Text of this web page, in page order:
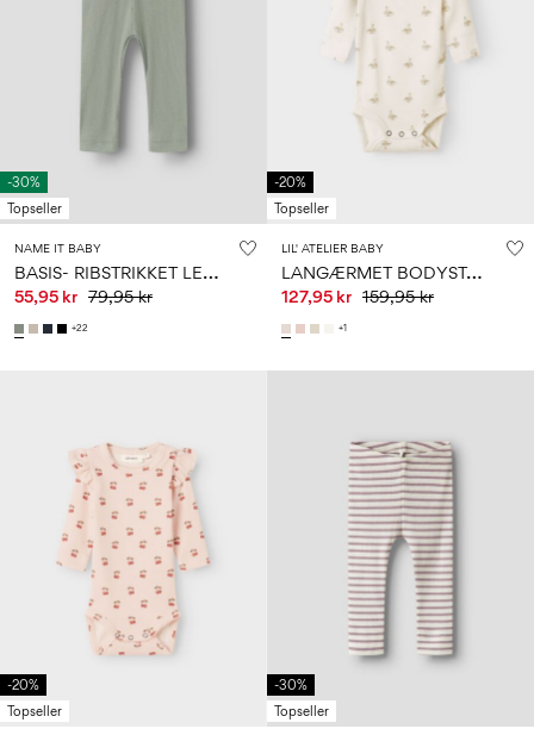
-30%
Topseller
NAME IT BABY
B
ASIS- RIBSTRIKKET LEGGINGS
55,95 kr 79,95 kr
+22
-20%
Topseller
LIL' ATELIER BABY
L
ANGÆRMET BODYSTOCKING
127,95 kr 159,95 kr
+1
-20%
Topseller
-30%
Topseller